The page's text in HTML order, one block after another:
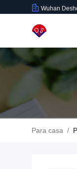
Wuhan
Para casa /